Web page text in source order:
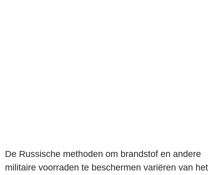
De Russische methoden om brandstof en andere
militaire voorraden te beschermen variëren van het